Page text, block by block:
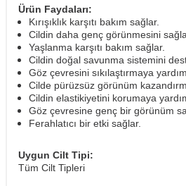
Ürün Faydaları:
Kırışıklık karşıtı bakım sağlar.
Cildin daha genç görünmesini
Yaşlanma karşıtı bakım sağlar.
Cildin doğal savunma sistemini
Göz çevresini sıkılaştırmaya
Cilde pürüzsüz görünüm
Cildin elastikiyetini korumaya
Göz çevresine genç bir görünüm
Ferahlatıcı bir etki sağlar.
Uygun Cilt Tipi:
Tüm Cilt Tipleri